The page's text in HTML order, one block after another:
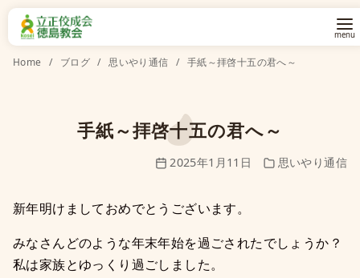
Home ブログ 思いやり通信 手紙～拝啓十五の君へ～
手紙～拝啓十五の君へ～
2025年1月11日 思いやり通信
新年明けましておめでとうございます。
みなさんどのような年末年始を過ごされたでしょうか？
私は家族とゆっくり過ごしました。